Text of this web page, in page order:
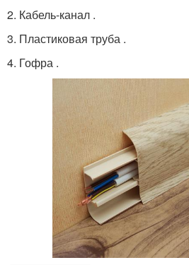
2. Кабель-канал .
3. Пластиковая труба .
4. Гофра .